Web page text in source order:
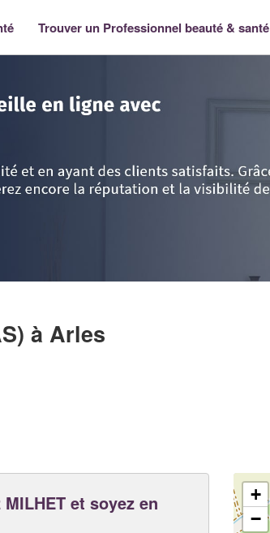
Trouver un Professionnel beauté & santé
à Arles
et soyez en
+
−